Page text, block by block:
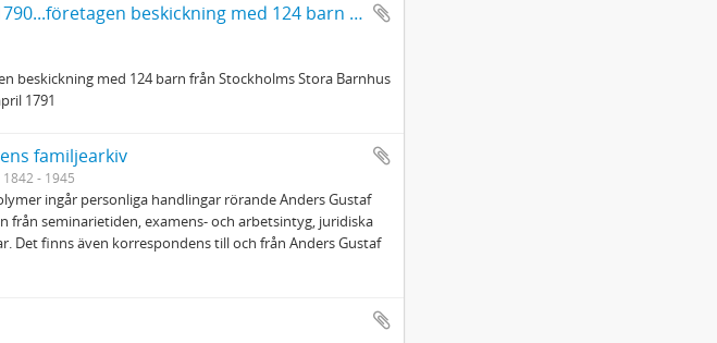
Anders Bergmark: Berättelse om en...1790...företagen beskickning med 124 barn från Stockholms stora barnhus...
beskickning med 124 barn från Stockholms Stora Barnhus
1791
familjearkiv
1842 - 1945
ingår personliga handlingar rörande Anders Gustaf
från seminarietiden, examens- och arbetsintyg, juridiska
Det finns även korrespondens till och från Anders Gustaf